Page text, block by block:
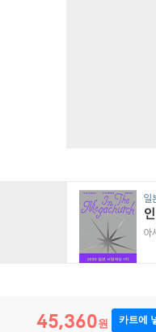
45,360원 카트에